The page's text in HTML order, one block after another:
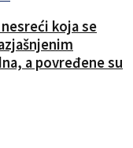
nesreći koja se
a povređene su